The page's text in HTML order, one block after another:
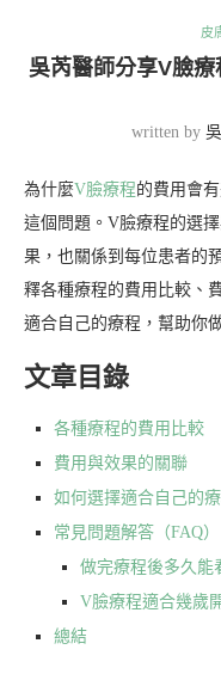
皮
吳芮醫師分享V臉
written by
為什麼V臉療程的費用會
這個問題。V臉療程的選
果，也關係到每位患者的
釋各種療程的費用比較、
適合自己的療程，幫助你
文章目錄
各種療程的費用比較
費用與效果的關聯
如何選擇適合自己的
常見問題解答（FAQ）
做完療程後多久能
V臉療程適合幾歲
總結